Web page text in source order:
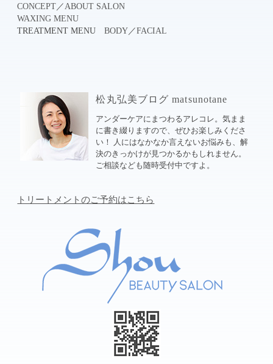
CONCEPT／ABOUT SALON
WAXING MENU
TREATMENT MENUBODY／FACIAL
松丸弘美ブログ matsunotane
アンダーケアにまつわるアレコレ。気まま
に書き綴りますので、ぜひお楽しみくださ
い！ 人にはなかなか言えないお悩みも、解
決のきっかけが見つかるかもしれません。
ご相談なども随時受付中ですよ。
トリートメントのご予約はこちら